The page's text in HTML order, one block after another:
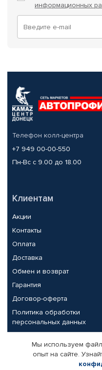
информационных
Телефон колл-центра
+7 949 00-00-550
Пн-Вс с 9.00 до 18.00
Клиентам
Акции
Контакты
Оплата
Доставка
Обмен и возврат
Гарантия
Договор-оферта
Политика обработки
персональных данных
Партнерам
Корпоративным клиентам
Мы используем
опыт на сайте.